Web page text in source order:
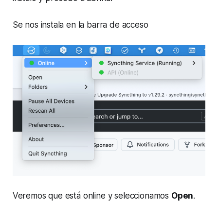
Se nos instala en la barra de acceso
Veremos que está online y seleccionamos Open.